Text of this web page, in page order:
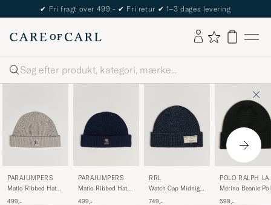
✔ Fri fragt over 499;- ✔ Fri retur ✔ 1–3 dages levering
Søg
PARAJUMPERS
Matio Ribbed Hat
499,-
PARAJUMPERS
Matio Ribbed Hat
499,-
RRL
Watch Cap Midnight
749,-
POLO RALPH
REN
Merino Beanie
599,-